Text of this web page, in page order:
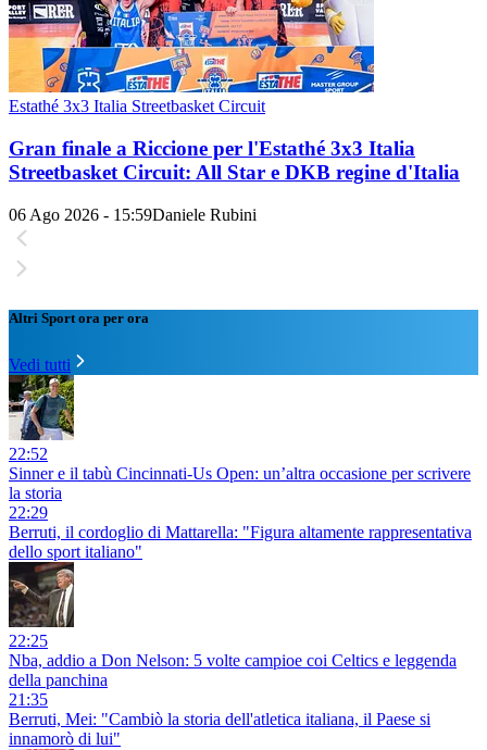
Estathé 3x3 Italia Streetbasket Circuit
Gran finale a Riccione per l'Estathé 3x3 Italia
Streetbasket Circuit: All Star e DKB regine d'Italia
06 Ago 2026 - 15:59Daniele Rubini
Altri Sport ora per ora
Vedi tutti
22:52
Sinner e il tabù Cincinnati-Us Open: un’altra occasione per scrivere
la storia
22:29
Berruti, il cordoglio di Mattarella: "Figura altamente rappresentativa
dello sport italiano"
22:25
Nba, addio a Don Nelson: 5 volte campioe coi Celtics e leggenda
della panchina
21:35
Berruti, Mei: "Cambiò la storia dell'atletica italiana, il Paese si
innamorò di lui"